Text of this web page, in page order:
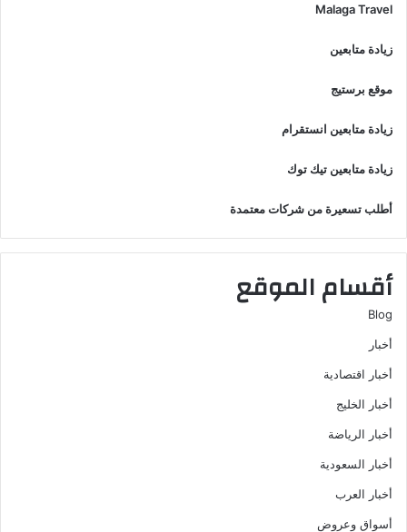
Malaga Travel
زيادة متابعين
موقع برستيج
زيادة متابعين انستقرام
زيادة متابعين تيك توك
أطلب تسعيرة من شركات معتمدة
أقسام الموقع
Blog
أخبار
أخبار اقتصادية
أخبار الخليج
أخبار الرياضة
أخبار السعودية
أخبار العرب
أسواق وعروض